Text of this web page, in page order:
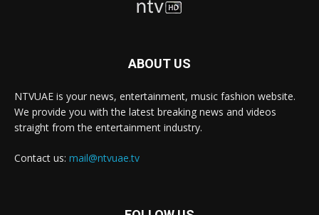
ABOUT US
NTVUAE is your news, entertainment, music fashion website.
We provide you with the latest breaking news and videos
straight from the entertainment industry.
Contact us: mail@ntvuae.tv